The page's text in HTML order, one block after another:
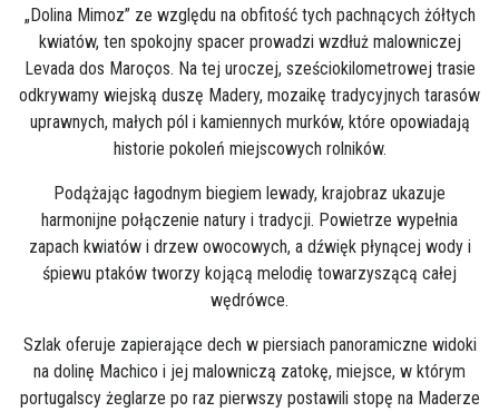
„Dolina Mimoz” ze względu na obfitość tych pachnących żółtych
kwiatów, ten spokojny spacer prowadzi wzdłuż malowniczej
Levada dos Maroços. Na tej uroczej, sześciokilometrowej trasie
odkrywamy wiejską duszę Madery, mozaikę tradycyjnych tarasów
uprawnych, małych pól i kamiennych murków, które opowiadają
historie pokoleń miejscowych rolników.
Podążając łagodnym biegiem lewady, krajobraz ukazuje
harmonijne połączenie natury i tradycji. Powietrze wypełnia
zapach kwiatów i drzew owocowych, a dźwięk płynącej wody i
śpiewu ptaków tworzy kojącą melodię towarzyszącą całej
wędrówce.
Szlak oferuje zapierające dech w piersiach panoramiczne widoki
na dolinę Machico i jej malowniczą zatokę, miejsce, w którym
portugalscy żeglarze po raz pierwszy postawili stopę na Maderze